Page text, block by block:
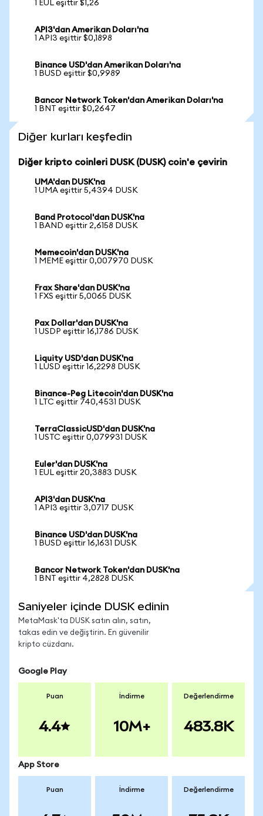
1 EUL eşittir $1,26
API3'dan Amerikan Doları'na
1 API3 eşittir $0,1898
Binance USD'dan Amerikan Doları'na
1 BUSD eşittir $0,9989
Bancor Network Token'dan Amerikan Doları'na
1 BNT eşittir $0,2647
Diğer kurları keşfedin
Diğer kripto coinleri DUSK (DUSK) coin'e çevirin
UMA'dan DUSK'na
1 UMA eşittir 5,4394 DUSK
Band Protocol'dan DUSK'na
1 BAND eşittir 2,6158 DUSK
Memecoin'dan DUSK'na
1 MEME eşittir 0,007970 DUSK
Frax Share'dan DUSK'na
1 FXS eşittir 5,0065 DUSK
Pax Dollar'dan DUSK'na
1 USDP eşittir 16,1786 DUSK
Liquity USD'dan DUSK'na
1 LUSD eşittir 16,2298 DUSK
Binance-Peg Litecoin'dan DUSK'na
1 LTC eşittir 740,4531 DUSK
TerraClassicUSD'dan DUSK'na
1 USTC eşittir 0,079931 DUSK
Euler'dan DUSK'na
1 EUL eşittir 20,3883 DUSK
API3'dan DUSK'na
1 API3 eşittir 3,0717 DUSK
Binance USD'dan DUSK'na
1 BUSD eşittir 16,1631 DUSK
Bancor Network Token'dan DUSK'na
1 BNT eşittir 4,2828 DUSK
Saniyeler içinde DUSK edinin
MetaMask'ta DUSK satın alın, satın,
takas edin ve değiştirin. En güvenilir
kripto cüzdanı.
Google Play
Puan
4.4
İndirme
10M+
Değerlendirme
483.8K
App Store
Puan İndirme Değerlendirme